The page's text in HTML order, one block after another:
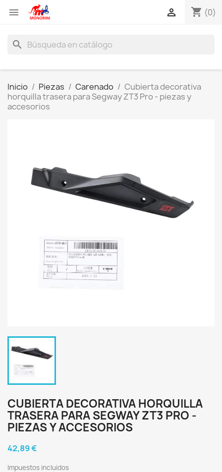
 shopping_cart (0)

search
Inicio Piezas Carenado
Cubierta decorativa
horquilla trasera para Segway ZT3 Pro - piezas y
accesorios
CUBIERTA DECORATIVA HORQUILLA
TRASERA PARA SEGWAY ZT3 PRO -
PIEZAS Y ACCESORIOS
42,89 €
Impuestos incluidos